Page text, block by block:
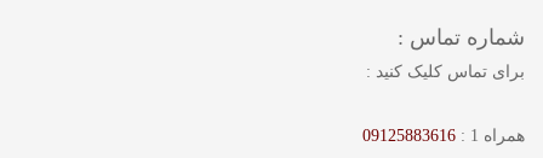
شماره تماس :
برای تماس کلیک کنید :
همراه 1 :
09125883616